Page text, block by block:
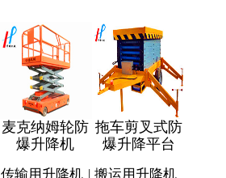
麦克纳姆轮防
爆升降机
拖车剪叉式防
爆升降平台
传输用升降机 | 搬运用升降机